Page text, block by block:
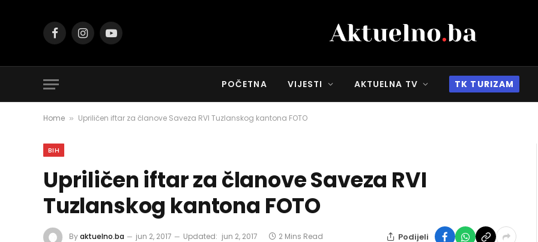
FacebookInstagramYouTube
POČETNA VIJESTI AKTUELNA TV TK TURIZAM
Home » Upriličen iftar za članove Saveza RVI Tuzlanskog kantona FOTO
BIH
Upriličen iftar za članove Saveza RVI
Tuzlanskog kantona FOTO
Byaktuelno.ba jun 2, 2017 Updated: jun 2, 2017 2 Mins Read Podijeli